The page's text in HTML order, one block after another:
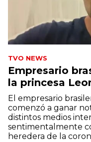
TVO NEWS
Empresario
la princesa
El empresario
comenzó a ganar
distintos medios
sentimentalmente
heredera de la